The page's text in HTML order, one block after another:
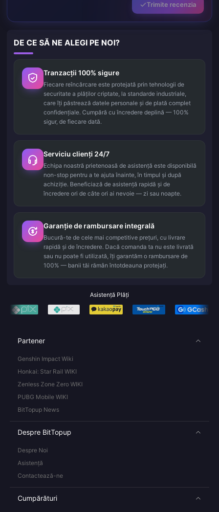
Trimite recenzia
DE CE SĂ NE ALEGI PE NOI?
Tranzacții 100% sigure
Fiecare reîncărcare este protejată prin tehnologii de
securitate a plăților criptate, la standarde industriale,
care îți păstrează datele personale și de plată complet
confidențiale. Cumpără cu încredere deplină — 100%
sigur, de fiecare dată.
Serviciu clienți 24/7
Echipa noastră prietenoasă de asistență este disponibilă
non-stop pentru a te ajuta înainte, în timpul și după
achiziție. Beneficiază de asistență rapidă și de
încredere ori de câte ori ai nevoie — zi sau noapte.
Garanție de rambursare integrală
Bucură-te de cele mai competitive prețuri, cu livrare
rapidă și de încredere. Dacă comanda ta nu este livrată
sau nu poate fi utilizată, îți garantăm o rambursare de
100% — banii tăi rămân întotdeauna protejați.
Asistență Plăți
Partener
Genshin Impact Wiki
Honkai: Star Rail WIKI
Zenless Zone Zero WIKI
PUBG Mobile WIKI
BitTopup News
Despre BitTopup
Despre Noi
Asistență
Contactează-ne
Cumpărături